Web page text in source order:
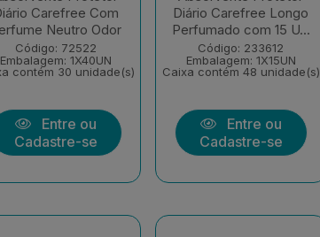
Carefree Com
Neutro Odor
Código: 72522
Embalagem: 1X40UN
contém 30 unidade(s)
Entre ou
Cadastre-se
Diário Carefree Longo
Perfumado com 15 U...
Código: 233612
Embalagem: 1X15UN
Caixa contém 48 unidade(s)
Entre ou
Cadastre-se